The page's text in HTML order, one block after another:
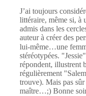
J’ai toujours
littéraire, même si, à
admis dans les
auteur à créer des
lui-même…une
stéréotypées.
répondent, illustrent
régulièrement
trouve). Mais pas
maître…;) Bonne